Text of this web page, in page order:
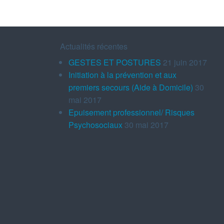
Actualités récentes
GESTES ET POSTURES 21 juin 2017
Initiation à la prévention et aux
premiers secours (Aide à Domicile) 30
mai 2017
Epuisement professionnel/ Risques
Psychosociaux 30 mai 2017